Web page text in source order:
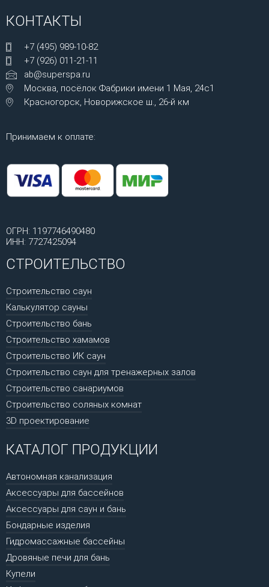
КОНТАКТЫ
+7 (495) 989-10-82
+7 (926) 011-21-11
ab@superspa.ru
Москва, посёлок Фабрики имени 1 Мая, 24с1
Красногорск, Новорижское ш., 26-й км
Принимаем к оплате:
ОГРН: 1197746490480
ИНН: 7727425094
СТРОИТЕЛЬСТВО
Строительство саун
Калькулятор сауны
Строительство бань
Строительство хамамов
Строительство ИК саун
Строительство саун для тренажерных залов
Строительство санариумов
Строительство соляных комнат
3D проектирование
КАТАЛОГ ПРОДУКЦИИ
Автономная канализация
Аксессуары для бассейнов
Аксессуары для саун и бань
Бондарные изделия
Гидромассажные бассейны
Дровяные печи для бань
Купели